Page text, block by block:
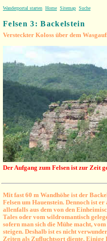
Wanderportal starten Home Sitemap Suche
Felsen 3: Backelstein
Versteckter Koloss über dem
Der Aufgang zum Felsen ist zur Zeit
Mit fast 60 m Wandhöhe ist der
Felsen um Hauenstein. Dennoch ist er
allenfalls aus dem von den
Tales oder vom wildromantisch
sofern man sich die Mühe macht,
steigen. Deshalb ist es nicht
Zeiten als Zufluchtsort diente. Einige